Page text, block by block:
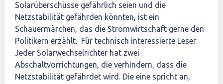
Solarüberschüsse gefährlich seien und die
Netzstabilität gefährden könnten, ist ein
Schauermärchen, das die Stromwirtschaft gerne den
Politikern erzählt. Für technisch interessierte Leser:
Jeder Solarwechselrichter hat zwei
Abschaltvorrichtungen, die verhindern, dass die
Netzstabilität gefährdet wird. Die eine spricht an,